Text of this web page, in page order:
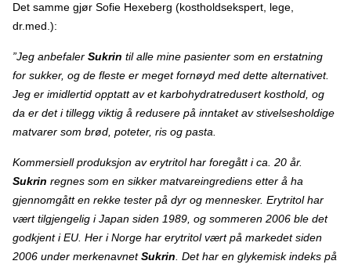
Det samme gjør Sofie Hexeberg (kostholdsekspert, lege,
dr.med.):
”Jeg anbefaler Sukrin til alle mine pasienter som en erstatning
for sukker, og de fleste er meget fornøyd med dette alternativet.
Jeg er imidlertid opptatt av et karbohydratredusert kosthold, og
da er det i tillegg viktig å redusere på inntaket av stivelsesholdige
matvarer som brød, poteter, ris og pasta.
Kommersiell produksjon av erytritol har foregått i ca. 20 år.
Sukrin regnes som en sikker matvareingrediens etter å ha
gjennomgått en rekke tester på dyr og mennesker. Erytritol har
vært tilgjengelig i Japan siden 1989, og sommeren 2006 ble det
godkjent i EU. Her i Norge har erytritol vært på markedet siden
2006 under merkenavnetSukrin . Det har en glykemisk indeks på